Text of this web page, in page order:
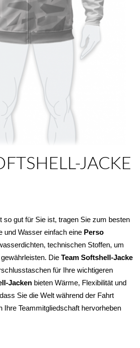
JACKE
so gut für Sie ist, tragen Sie zum besten
und Wasser einfach eine Perso
technischen Stoffen, um
Die Team Softshell-Jacke
für Ihre wichtigeren
Jacken bieten Wärme, Flexibilität und
Sie die Welt während der Fahrt
Ihre Teammitgliedschaft hervorheben